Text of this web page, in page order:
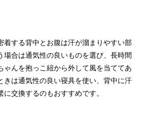
着する背中とお腹は汗が溜まりやすい部
場合は通気性の良いものを選び、長時間
ゃんを抱っこ紐から外して風を当ててあ
きは通気性の良い寝具を使い、背中に汗
交換するのもおすすめです。